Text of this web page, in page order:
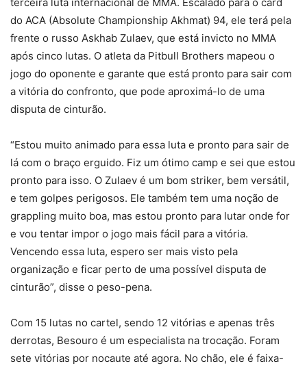
terceira luta internacional de MMA. Escalado para o card
do ACA (Absolute Championship Akhmat) 94, ele terá pela
frente o russo Askhab Zulaev, que está invicto no MMA
após cinco lutas. O atleta da Pitbull Brothers mapeou o
jogo do oponente e garante que está pronto para sair com
a vitória do confronto, que pode aproximá-lo de uma
disputa de cinturão.
“Estou muito animado para essa luta e pronto para sair de
lá com o braço erguido. Fiz um ótimo camp e sei que estou
pronto para isso. O Zulaev é um bom striker, bem versátil,
e tem golpes perigosos. Ele também tem uma noção de
grappling muito boa, mas estou pronto para lutar onde for
e vou tentar impor o jogo mais fácil para a vitória.
Vencendo essa luta, espero ser mais visto pela
organização e ficar perto de uma possível disputa de
cinturão”, disse o peso-pena.
Com 15 lutas no cartel, sendo 12 vitórias e apenas três
derrotas, Besouro é um especialista na trocação. Foram
sete vitórias por nocaute até agora. No chão, ele é faixa-